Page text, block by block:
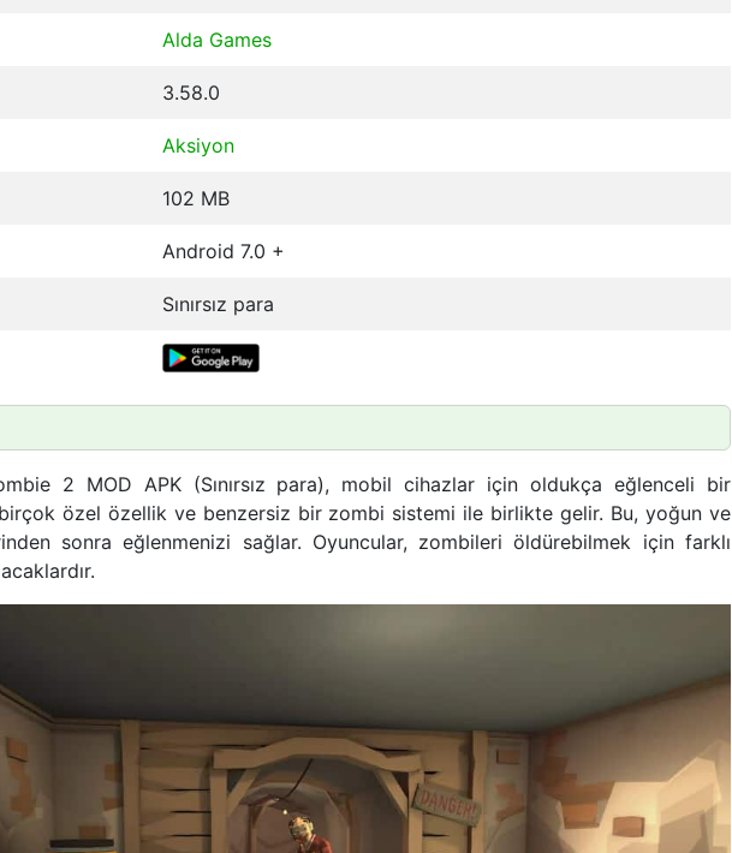
Alda Games
3.58.0
Aksiyon
102 MB
Android 7.0 +
Sınırsız para
2 MOD APK (Sınırsız para), mobil cihazlar için oldukça eğlenceli bir
özel özellik ve benzersiz bir zombi sistemi ile birlikte gelir. Bu, yoğun ve
sonra eğlenmenizi sağlar. Oyuncular, zombileri öldürebilmek için farklı